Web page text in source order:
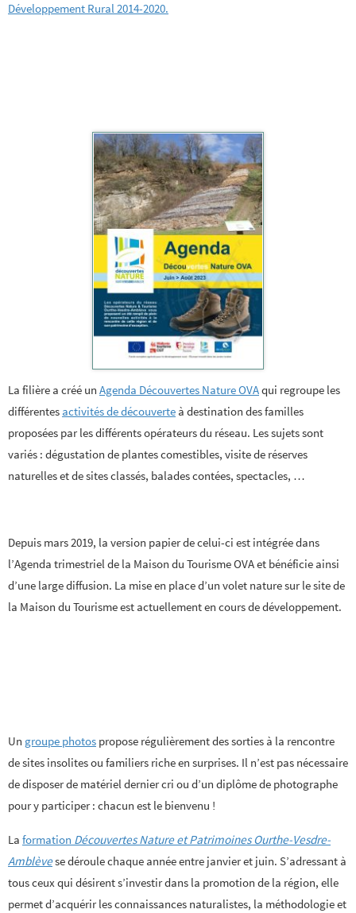
Développement Rural 2014-2020.
La filière a créé un Agenda Découvertes Nature OVAqui regroupe les
différentes activités de découverte à destination des familles
proposées par les différents opérateurs du réseau. Les sujets sont
variés : dégustation de plantes comestibles, visite de réserves
naturelles et de sites classés, balades contées, spectacles, …
Depuis mars 2019, la version papier de celui-ci est intégrée dans
l’Agenda trimestriel de la Maison du Tourisme OVA et bénéficie ainsi
d’une large diffusion. La mise en place d’un volet nature sur le site de
la Maison du Tourisme est actuellement en cours de développement.
Un groupe photos propose régulièrement des sorties à la rencontre
de sites insolites ou familiers riche en surprises. Il n’est pas nécessaire
de disposer de matériel dernier cri ou d’un diplôme de photographe
pour y participer : chacun est le bienvenu !
La formation Découvertes Nature et Patrimoines Ourthe-Vesdre-
Amblèvese déroule chaque année entre janvier et juin. S’adressant à
tous ceux qui désirent s’investir dans la promotion de la région, elle
permet d’acquérir les connaissances naturalistes, la méthodologie et